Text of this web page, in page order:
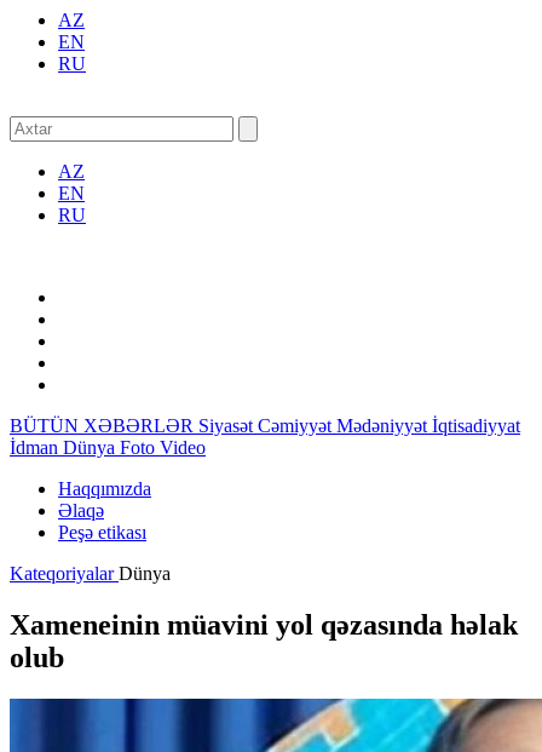
AZ
EN
RU
AZ
EN
RU
BÜTÜN XƏBƏRLƏR Siyasət Cəmiyyət Mədəniyyət İqtisadiyyat
İdman Dünya Foto Video
Haqqımızda
Əlaqə
Peşə etikası
KateqoriyalarDünya
Xameneinin müavini yol qəzasında həlak
olub